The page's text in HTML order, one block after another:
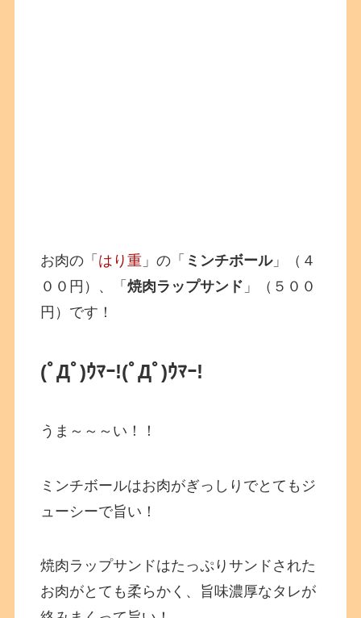
お肉の「 はり重 」の「 ミンチボール」（４
００円）、「焼肉ラップサンド 」（５００
円）です！
(ﾟДﾟ)ｳﾏｰ!(ﾟДﾟ)ｳﾏｰ!
うま～～～い！！
ミンチボールはお肉がぎっしりでとてもジ
ューシーで旨い！
焼肉ラップサンドはたっぷりサンドされた
お肉がとても柔らかく、旨味濃厚なタレが